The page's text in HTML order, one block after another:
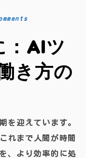
：AIツ
き方の
れまで人間が時間
、より効率的に処